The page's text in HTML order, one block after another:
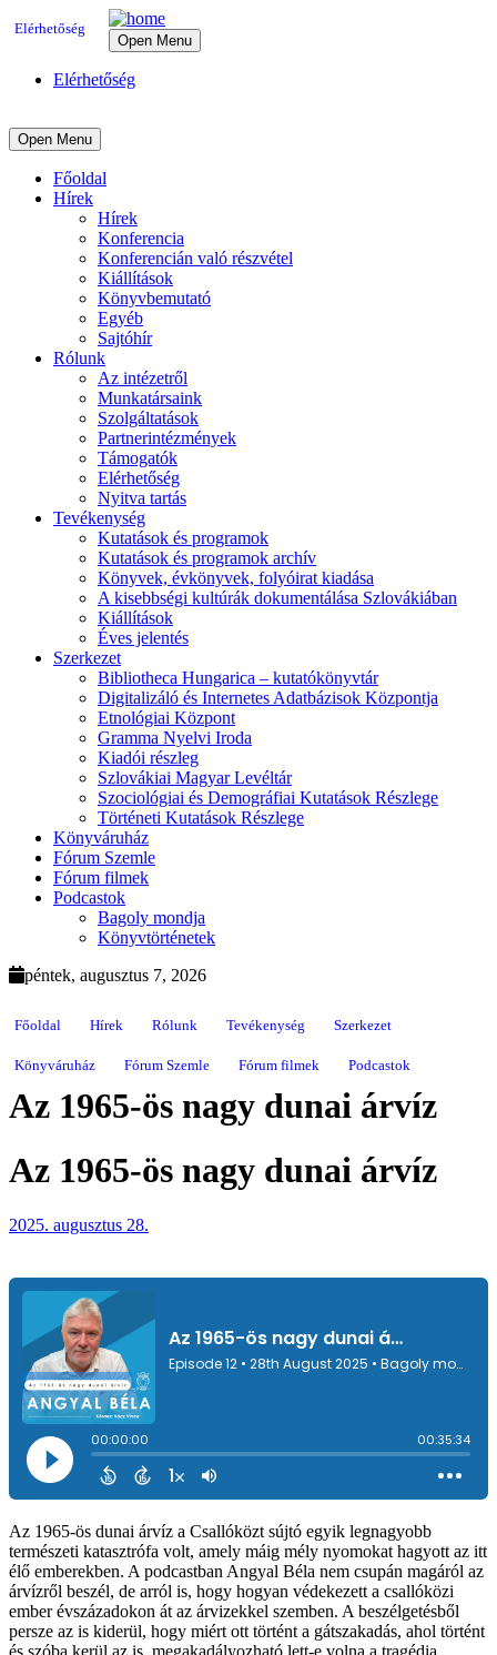
Elérhetőség
Open Menu
Elérhetőség
Open Menu
Főoldal
Hírek
Hírek
Konferencia
Konferencián való részvétel
Kiállítások
Könyvbemutató
Egyéb
Sajtóhír
Rólunk
Az intézetről
Munkatársaink
Szolgáltatások
Partnerintézmények
Támogatók
Elérhetőség
Nyitva tartás
Tevékenység
Kutatások és programok
Kutatások és programok archív
Könyvek, évkönyvek, folyóirat kiadása
A kisebbségi kultúrák dokumentálása Szlovákiában
Kiállítások
Éves jelentés
Szerkezet
Bibliotheca Hungarica – kutatókönyvtár
Digitalizáló és Internetes Adatbázisok Központja
Etnológiai Központ
Gramma Nyelvi Iroda
Kiadói részleg
Szlovákiai Magyar Levéltár
Szociológiai és Demográfiai Kutatások Részlege
Történeti Kutatások Részlege
Könyváruház
Fórum Szemle
Fórum filmek
Podcastok
Bagoly mondja
Könyvtörténetek
péntek, augusztus 7, 2026
Főoldal Hírek Rólunk Tevékenység Szerkezet
Könyváruház Fórum Szemle Fórum filmek Podcastok
Az 1965-ös nagy dunai árvíz
Az 1965-ös nagy dunai árvíz
2025. augusztus 28.
Az 1965-ös dunai árvíz a Csallóközt sújtó egyik legnagyobb
természeti katasztrófa volt, amely máig mély nyomokat hagyott az itt
élő emberekben. A podcastban Angyal Béla nem csupán magáról az
árvízről beszél, de arról is, hogy hogyan védekezett a csallóközi
ember évszázadokon át az árvizekkel szemben. A beszélgetésből
persze az is kiderül, hogy miért ott történt a gátszakadás, ahol történt
és szóba kerül az is, megakadályozható lett-e volna a tragédia.